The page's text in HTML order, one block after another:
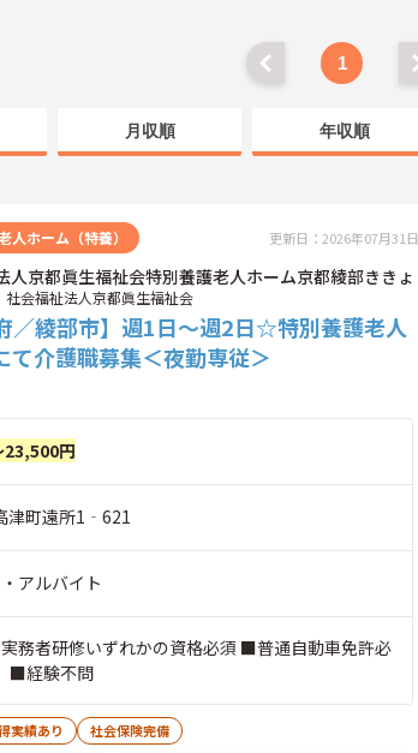
1
月収順 年収順
人ホーム（特養） 更新日：2026年07月31日
人京都眞生福祉会特別養護老人ホーム京都綾部ききょ
社会福祉法人京都眞生福祉会
／綾部市】週1日～週2日☆特別養護老人
て介護職募集＜夜勤専従＞
円
津町遠所1‐621
アルバイト
務者研修いずれかの資格必須 ■普通自動車免許必
■経験不問
実績あり 社会保険完備